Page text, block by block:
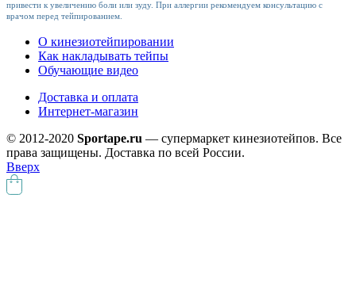
привести к увеличению боли или зуду. При аллергии рекомендуем консультацию с
врачом перед тейпированием.
О кинезиотейпировании
Как накладывать тейпы
Обучающие видео
Доставка и оплата
Интернет-магазин
© 2012-2020 Sportape.ru — супермаркет кинезиотейпов. Все
права защищены. Доставка по всей России.
Вверх